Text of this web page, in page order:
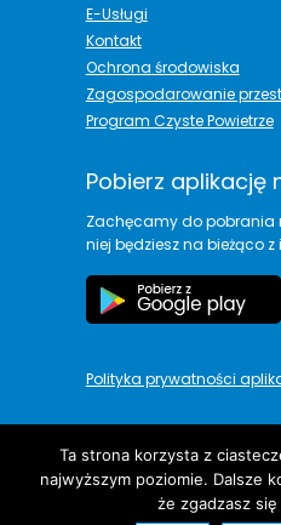
E-Usługi
Kontakt
Ochrona środowiska
Zagospodarowanie
Program Czyste Powietrze
Pobierz aplikację
Zachęcamy do pobrania
niej będziesz na bieżąco
Polityka prywatności
Ta strona korzysta z
najwyższym poziomie. Dalsze
że zgadzasz